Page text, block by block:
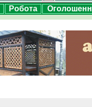
Робота